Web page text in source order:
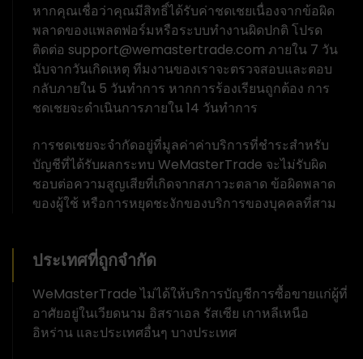
หากคุณเชื่อว่าคุณมีสิทธิ์ได้รับค่าชดเชยเนื่องจากข้อผิด
พลาดของแพลตฟอร์มหรือระบบทำงานผิดปกติ โปรด
ติดต่อ support@wemastertrade.com ภายใน 7 วัน
นับจากวันเกิดเหตุ ทีมงานของเราจะตรวจสอบและตอบ
กลับภายใน 5 วันทำการ หากการร้องเรียนถูกต้อง การ
ชดเชยจะดำเนินการภายใน 14 วันทำการ
การชดเชยจะจำกัดอยู่ที่มูลค่าค่าบริการที่ชำระสำหรับ
บัญชีที่ได้รับผลกระทบ WeMasterTrade จะไม่รับผิด
ชอบต่อความสูญเสียที่เกิดจากสภาวะตลาด ข้อผิดพลาด
ของผู้ใช้ หรือการหยุดชะงักของบริการของบุคคลที่สาม
ประเทศที่ถูกจำกัด
WeMasterTrade ไม่ได้ให้บริการบัญชีการซื้อขายแก่ผู้ที่
อาศัยอยู่ในเวียดนาม อิสราเอล รัสเซีย เกาหลีเหนือ
อิหร่าน และประเทศอื่นๆ บางประเทศ